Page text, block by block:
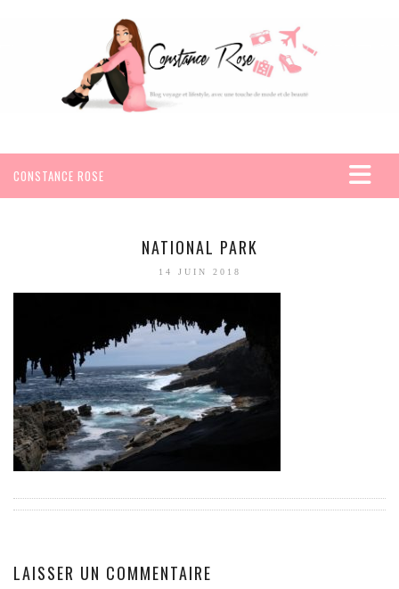
CONSTANCE ROSE
EGYPTE
SEYCHELLES
AMÉRIQUE
MEXIQUE
EUROPE
ESPAGNE
FRANCE
PAYS BAS
NATIONAL PARK
14 JUIN 2018
LAISSER UN COMMENTAIRE